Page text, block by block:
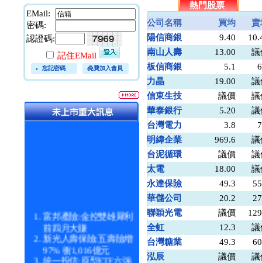
EMail:
密碼:
認證碼:
記住EMail
忘記密碼 免費加入會員
富邦產險:金控雙雄犀利
前四月大賺
新光人壽保險:五壽險增
97% 衝1,016億元
統一投信:原型ETF六強
熱門股票
公司名稱
買均
陽信商銀
9.40
南山人壽
13.00
板信商銀
5.1
力晶
19.00
信東生技
議價
華泰銀行
5.20
台灣電力
3.8
明緯企業
969.6
台泥循環
議價
太電
18.00
永達保險
49.3
華儲公司
20.2
聯穎光電
議價
全虹
12.3
台灣糖業
49.3
泓辰
議價